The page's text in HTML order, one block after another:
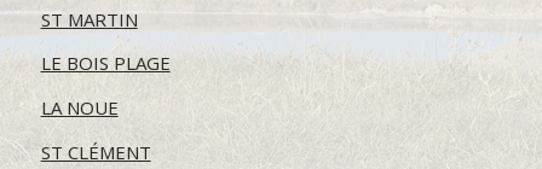
ST MARTIN
LE BOIS PLAGE
LA NOUE
ST CLÉMENT